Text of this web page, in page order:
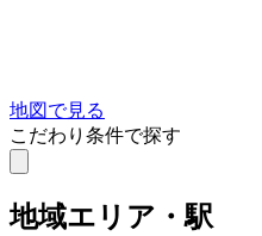
地図で見る
こだわり条件で探す
地域エリア・駅